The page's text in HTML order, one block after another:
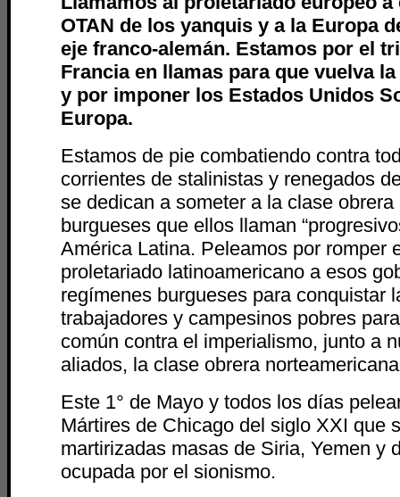
OTAN de los yanquis y a la Europa
eje franco-alemán. Estamos por el
Francia en llamas para que vuelva
y por imponer los Estados Unidos
Europa.
Estamos de pie combatiendo contra
corrientes de stalinistas y renegados
se dedican a someter a la clase
burgueses que ellos llaman
América Latina. Peleamos por romper
proletariado latinoamericano a esos
regímenes burgueses para conquistar
trabajadores y campesinos pobres
común contra el imperialismo, junto a
aliados, la clase obrera
Este 1° de Mayo y todos los días
Mártires de Chicago del siglo XXI que
martirizadas masas de Siria, Yemen y
ocupada por el sionismo.